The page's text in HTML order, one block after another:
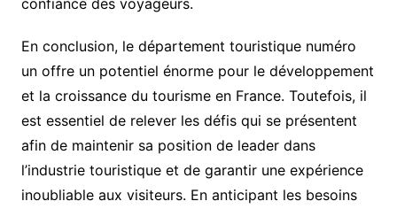
En conclusion, le département touristique numéro
un offre un potentiel énorme pour le développement
et la croissance du tourisme en France. Toutefois, il
est essentiel de relever les défis qui se présentent
afin de maintenir sa position de leader dans
l’industrie touristique et de garantir une expérience
inoubliable aux visiteurs. En anticipant les besoins